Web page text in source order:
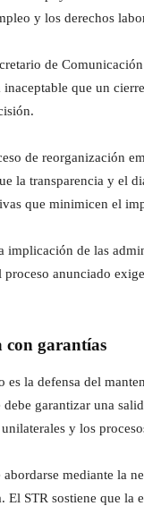
y los derechos
de
que un
de reorganización
la transparencia y el
que minimicen el
implicación de las
anunciado
con garantías
la defensa del
garantizar una
y los
mediante la
STR sostiene que